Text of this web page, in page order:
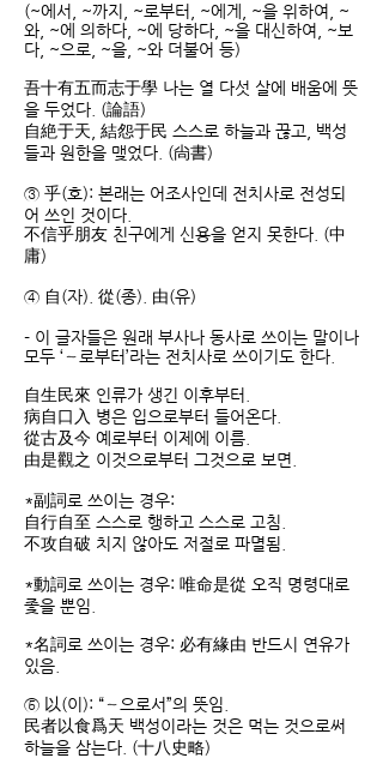
(~에서, ~까지, ~로부터, ~에게, ~을 위하여, ~
와, ~에 의하다, ~에 당하다, ~을 대신하여, ~보
다, ~으로, ~을, ~와 더불어 등)
吾十有五而志于學 나는 열 다섯 살에 배움에 뜻
을 두었다. (論語)
自絶于天, 結怨于民 스스로 하늘과 끊고, 백성
들과 원한을 맺었다. (尙書)
③ 乎(호): 본래는 어조사인데 전치사로 전성되
어 쓰인 것이다.
不信乎朋友 친구에게 신용을 얻지 못한다. (中
庸)
④ 自(자). 從(종). 由(유)
- 이 글자들은 원래 부사나 동사로 쓰이는 말이나
모두 ‘～로부터’라는 전치사로 쓰이기도 한다.
自生民來 인류가 생긴 이후부터.
病自口入 병은 입으로부터 들어온다.
從古及今 예로부터 이제에 이름.
由是觀之 이것으로부터 그것으로 보면.
*副詞로 쓰이는 경우:
自行自至 스스로 행하고 스스로 고침.
不攻自破 치지 않아도 저절로 파멸됨.
*動詞로 쓰이는 경우: 唯命是從 오직 명령대로
좇을 뿐임.
*名詞로 쓰이는 경우: 必有緣由 반드시 연유가
있음.
⑤ 以(이): “～으로서”의 뜻임.
民者以食爲天 백성이라는 것은 먹는 것으로써
하늘을 삼는다. (十八史略)